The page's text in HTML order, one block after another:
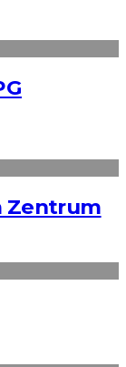
Zentrum